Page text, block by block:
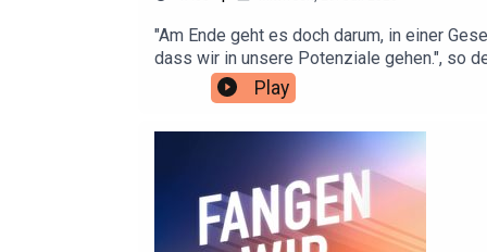
"Am Ende geht es doch darum, in einer
dass wir in unsere Potenziale gehen.", so
der alle sicher sind – ein Manifest", dass
Unternehmerinnen ein konsequentes
ausreichende rechtliche Konsequenzen.
formulierten zehn konkrete Forderungen
mit Kristina erzählen die beiden, warum
Wut eine konstruktive Kraft entstehen
über Fragen und Anregungen zum
Play